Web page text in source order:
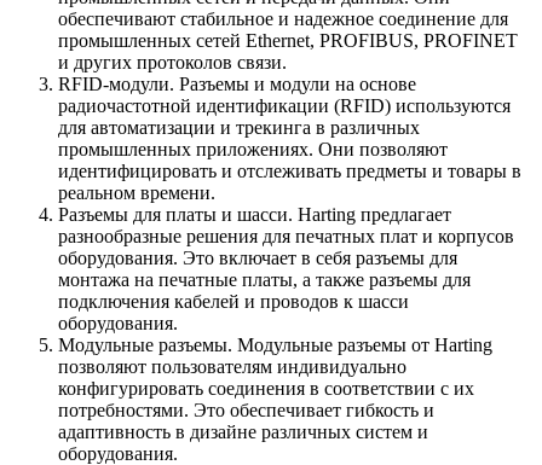
обеспечивают стабильное и надежное соединение для
промышленных сетей Ethernet, PROFIBUS, PROFINET
и других протоколов связи.
RFID-модули. Разъемы и модули на основе
радиочастотной идентификации (RFID) используются
для автоматизации и трекинга в различных
промышленных приложениях. Они позволяют
идентифицировать и отслеживать предметы и товары в
реальном времени.
Разъемы для платы и шасси. Harting предлагает
разнообразные решения для печатных плат и корпусов
оборудования. Это включает в себя разъемы для
монтажа на печатные платы, а также разъемы для
подключения кабелей и проводов к шасси
оборудования.
Модульные разъемы. Модульные разъемы от Harting
позволяют пользователям индивидуально
конфигурировать соединения в соответствии с их
потребностями. Это обеспечивает гибкость и
адаптивность в дизайне различных систем и
оборудования.